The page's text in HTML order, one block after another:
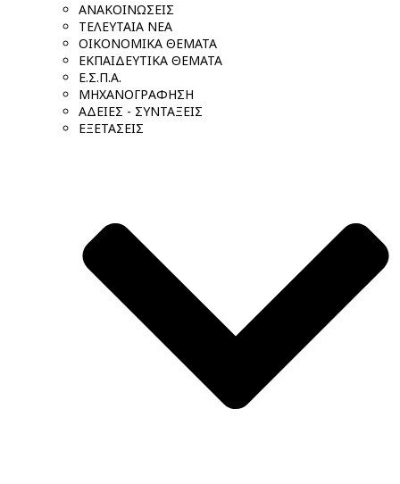
ΑΝΑΚΟΙΝΩΣΕΙΣ
ΤΕΛΕΥΤΑΙΑ ΝΕΑ
ΟΙΚΟΝΟΜΙΚΑ ΘΕΜΑΤΑ
ΕΚΠΑΙΔΕΥΤΙΚΑ ΘΕΜΑΤΑ
Ε.Σ.Π.Α.
ΜΗΧΑΝΟΓΡΑΦΗΣΗ
ΑΔΕΙΕΣ - ΣΥΝΤΑΞΕΙΣ
ΕΞΕΤΑΣΕΙΣ